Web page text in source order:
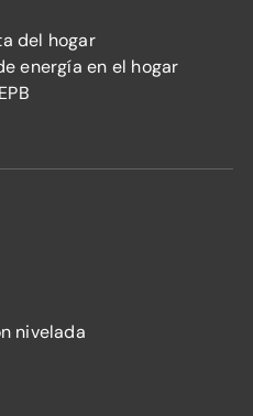
del hogar
energía en el hogar
nivelada